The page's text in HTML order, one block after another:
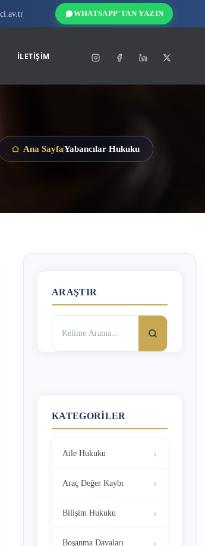
WHATSAPP'TAN YAZIN
İLETIŞIM
Ana SayfaYabancılar Hukuku
ARAŞTIR
Arama:
KATEGORILER
Aile Hukuku
Araç Değer Kaybı
Bilişim Hukuku
Boşanma Davaları